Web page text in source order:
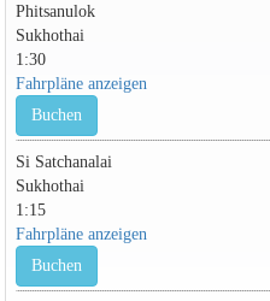
Phitsanulok
Sukhothai
1:30
Fahrpläne anzeigen
Buchen
Si Satchanalai
Sukhothai
1:15
Fahrpläne anzeigen
Buchen